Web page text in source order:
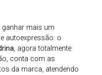
ganhar mais um
autoexpressão: o
, agora totalmente
conta com as
da marca, atendendo